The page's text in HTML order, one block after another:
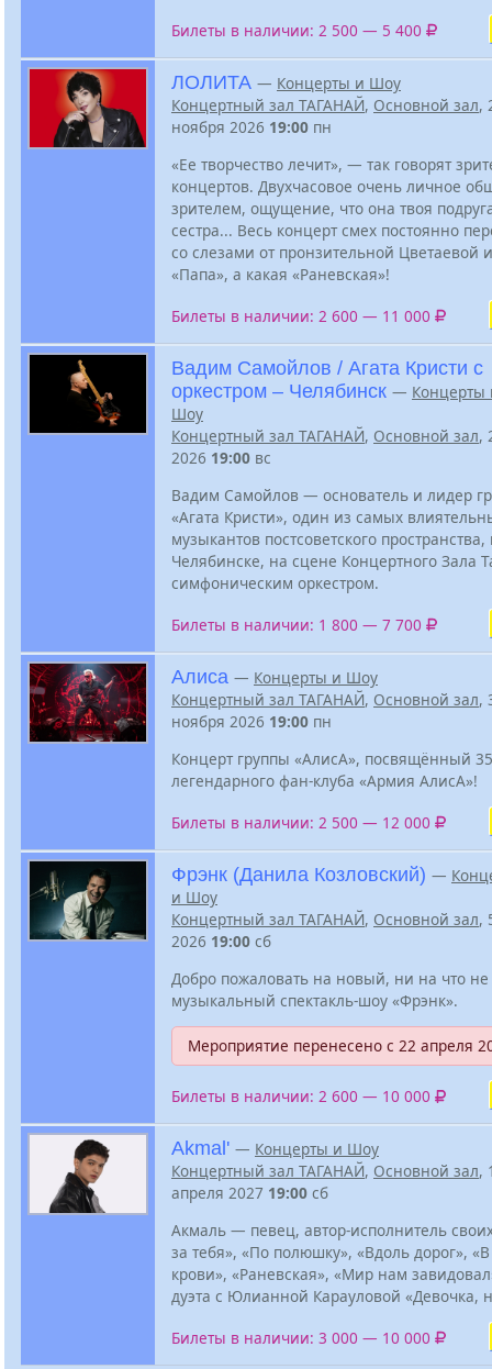
Билеты в наличии: 2 500 — 5 400
ЛОЛИТА — Концерты и Шоу
Концертный зал ТАГАНАЙ, Основной зал,
ноября 2026 19:00 пн
«Ее творчество лечит», — так говорят
концертов. Двухчасовое очень личное
зрителем, ощущение, что она твоя
сестра... Весь концерт смех постоянно
со слезами от пронзительной Цветаевой
«Папа», а какая «Раневская»!
Билеты в наличии: 2 600 — 11 000
Вадим Самойлов / Агата Кристи с
оркестром – Челябинск — Концерты
Шоу
Концертный зал ТАГАНАЙ, Основной зал,
2026 19:00 вс
Вадим Самойлов — основатель и лидер
«Агата Кристи», один из самых
музыкантов постсоветского
Челябинске, на сцене Концертного Зала
симфоническим оркестром.
Билеты в наличии: 1 800 — 7 700
Алиса — Концерты и Шоу
Концертный зал ТАГАНАЙ, Основной зал,
ноября 2026 19:00 пн
Концерт группы «АлисА», посвящённый
легендарного фан-клуба «Армия АлисА»!
Билеты в наличии: 2 500 — 12 000
Фрэнк (Данила Козловский) —
и Шоу
Концертный зал ТАГАНАЙ, Основной зал,
2026 19:00 сб
Добро пожаловать на новый, ни на что
музыкальный спектакль-шоу «Фрэнк».
Мероприятие перенесено c 22 апреля
Билеты в наличии: 2 600 — 10 000
Akmal' — Концерты и Шоу
Концертный зал ТАГАНАЙ, Основной зал,
апреля 2027 19:00 сб
Акмаль — певец, автор-исполнитель
за тебя», «По полюшку», «Вдоль дорог»,
крови», «Раневская», «Мир нам
дуэта с Юлианной Карауловой «Девочка,
Билеты в наличии: 3 000 — 10 000